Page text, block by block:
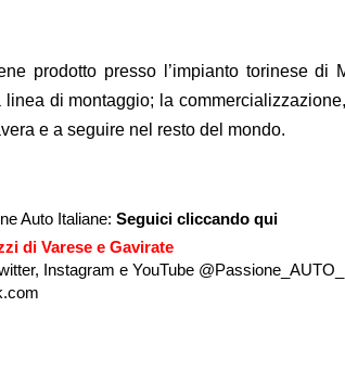
prodotto presso l’impianto torinese di
di montaggio; la
e a seguire nel resto del mondo.
Auto Italiane: Seguici cliccando qui
di Varese e Gavirate
Instagram e YouTube